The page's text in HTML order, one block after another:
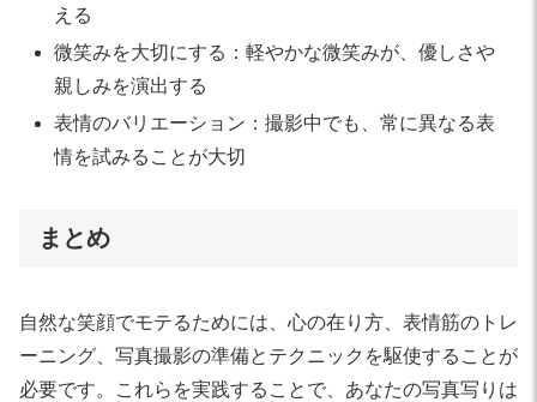
える
微笑みを大切にする：軽やかな微笑みが、優しさや
親しみを演出する
表情のバリエーション：撮影中でも、常に異なる表
情を試みることが大切
まとめ
自然な笑顔でモテるためには、心の在り方、表情筋のトレ
ーニング、写真撮影の準備とテクニックを駆使することが
必要です。これらを実践することで、あなたの写真写りは